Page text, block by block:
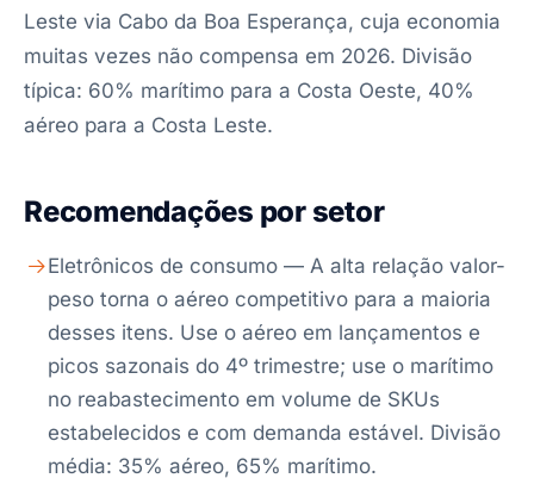
Leste via Cabo da Boa Esperança, cuja economia
muitas vezes não compensa em 2026. Divisão
típica: 60% marítimo para a Costa Oeste, 40%
aéreo para a Costa Leste.
Recomendações por setor
Eletrônicos de consumo — A alta relação valor-
peso torna o aéreo competitivo para a maioria
desses itens. Use o aéreo em lançamentos e
picos sazonais do 4º trimestre; use o marítimo
no reabastecimento em volume de SKUs
estabelecidos e com demanda estável. Divisão
média: 35% aéreo, 65% marítimo.